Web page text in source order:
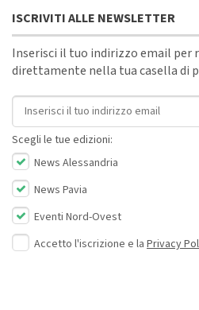
ISCRIVITI ALLE NEWSLETTER
Inserisci il tuo indirizzo email per
direttamente nella tua casella di
Indirizzo email
Scegli le tue edizioni:
News Alessandria
News Pavia
Eventi Nord-Ovest
Accetto l'iscrizione e la Privacy